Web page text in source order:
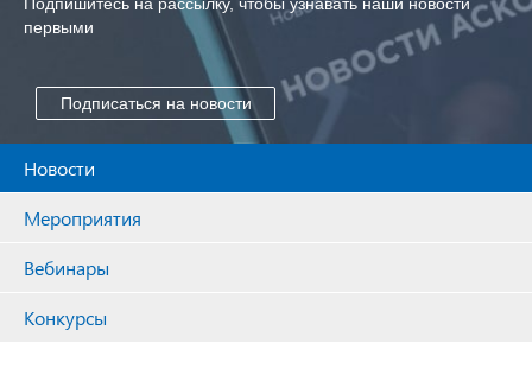
первыми
Подписаться на новости
Новости
Мероприятия
Вебинары
Конкурсы